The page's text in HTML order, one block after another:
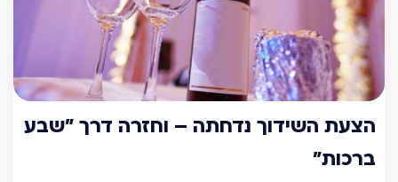
הצעת השידוך נדחתה – וחזרה דרך "שבע
ברכות"